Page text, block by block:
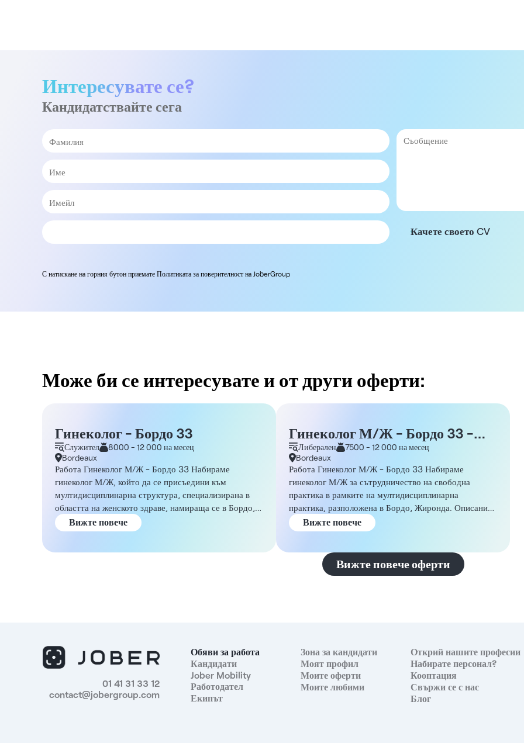
Интересувате се?
Кандидатствайте сега
Качете своето CV
С натискане на горния бутон приемате Политиката за поверителност на JoberGroup
Може би се интересувате и от други оферти:
Гинеколог - Бордо 33
Служител
8000 - 12 000 на месец
Bordeaux
Работа Гинеколог М/Ж - Бордо 33 Набираме
гинеколог М/Ж, който да се присъедини към
мултидисциплинарна структура, специализирана в
областта на женското здраве, намираща се в Бордо,
Жиронда, като част от договор с възнаграждение (на
пълно или непълно работно време) или
изцяло на грижите за пациентите си в структурирана
и координирана среда. . Като гинеколог вашите
отговорности ще включват: Профилактични
гинекологични грижи - Участие в клинични обмени с
други лекари специалисти - Консултации като част от
Вижте повече
Гинеколог М/Ж - Бордо 33 -
Самостоятелно заето лице
Либерален
7500 - 12 000 на месец
Bordeaux
Работа Гинеколог М/Ж - Бордо 33 Набираме
гинеколог М/Ж за сътрудничество на свободна
практика в рамките на мултидисциплинарна
практика, разположена в Бордо, Жиронда. Описание
и задължения Вие ще се присъедините към
динамична медицинска среда, предлагаща
заедно с други специалисти като общопрактикуващи
лекари, дерматолози, ендокринолози и офталмолози,
практикувате в модерно, напълно оборудвано
помещение, проектирано така, че да предлага
оптимален комфорт за вашата практика. Практиката
се ползва с редовен поток от пациенти и медицински
секретариат, който е на разположение по всяко
Вижте повече
Вижте повече оферти
01 41 31 33 12
contact@jobergroup.com
Обяви за работа
Кандидати
Jober Mobility
Работодател
Екипът
Зона за кандидати
Моят профил
Моите оферти
Моите любими
Открий нашите професии
Набирате персонал?
Кооптация
Свържи се с нас
Блог